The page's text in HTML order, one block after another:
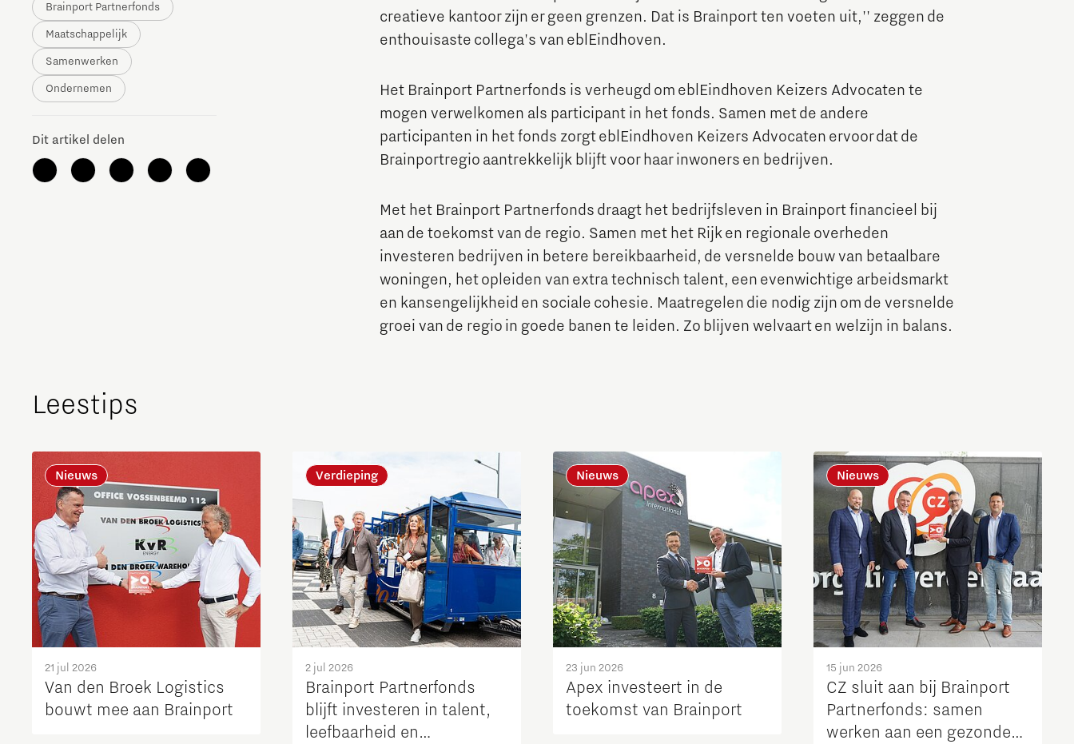
Brainport Industries Campus
Strijp District
TU/e Campus
Integrated Photonics Micro and nano electronics Food
Next Tech Food Factories
The Gate voor tech startups
Hoe bescherm ik mijn idee?
Brainport Networking Financials
Brainport Partnerfonds
Maatschappelijk
Samenwerken
Ondernemen
Dit artikel delen
creatieve kantoor zijn er geen grenzen. Dat is Brainport ten voeten uit,'' zeggen de
enthouisaste collega's van eblEindhoven.
Het Brainport Partnerfonds is verheugd om eblEindhoven Keizers Advocaten te
mogen verwelkomen als participant in het fonds. Samen met de andere
participanten in het fonds zorgt eblEindhoven Keizers Advocaten ervoor dat de
Brainportregio aantrekkelijk blijft voor haar inwoners en bedrijven.
Met het Brainport Partnerfonds draagt het bedrijfsleven in Brainport financieel bij
aan de toekomst van de regio. Samen met het Rijk en regionale overheden
investeren bedrijven in betere bereikbaarheid, de versnelde bouw van betaalbare
woningen, het opleiden van extra technisch talent, een evenwichtige arbeidsmarkt
en kansengelijkheid en sociale cohesie. Maatregelen die nodig zijn om de versnelde
groei van de regio in goede banen te leiden. Zo blijven welvaart en welzijn in balans.
Leestips
Nieuws
21 jul 2026
Van den Broek Logistics
bouwt mee aan Brainport
Verdieping
2 jul 2026
Brainport Partnerfonds
blijft investeren in talent,
leefbaarheid en
Nieuws
23 jun 2026
Apex investeert in de
toekomst van Brainport
Nieuws
15 jun 2026
CZ sluit aan bij Brainport
Partnerfonds: samen
werken aan een gezonde